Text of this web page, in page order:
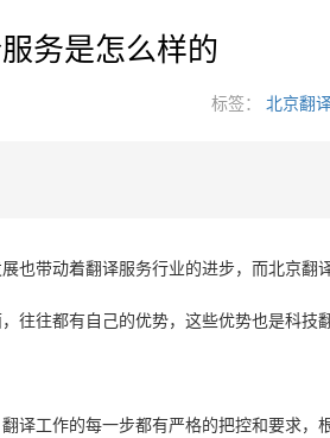
务是怎么样的
标签： 北京翻
也带动着翻译服务行业的进步，而北京翻
往往都有自己的优势，这些优势也是科技
译工作的每一步都有严格的把控和要求，